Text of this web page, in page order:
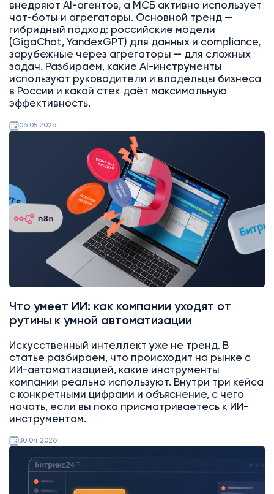
внедряют AI-агентов, а МСБ активно использует
чат-боты и агрегаторы. Основной тренд —
гибридный подход: российские модели
(GigaChat, YandexGPT) для данных и compliance,
зарубежные через агрегаторы — для сложных
задач. Разбираем, какие AI-инструменты
используют руководители и владельцы бизнеса
в России и какой стек даёт максимальную
эффективность.
06.05.2026
Что умеет ИИ: как компании уходят от
рутины к умной автоматизации
Искусственный интеллект уже не тренд. В
статье разбираем, что происходит на рынке с
ИИ-автоматизацией, какие инструменты
компании реально используют. Внутри три кейса
с конкретными цифрами и объяснение, с чего
начать, если вы пока присматриваетесь к ИИ-
инструментам.
30.04.2026
Битрикс24